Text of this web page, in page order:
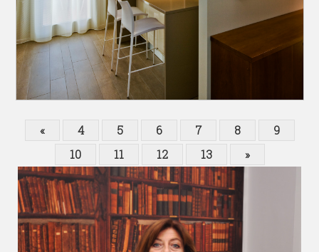
« 4 5 6 7 8
9
10
11 12 13 »